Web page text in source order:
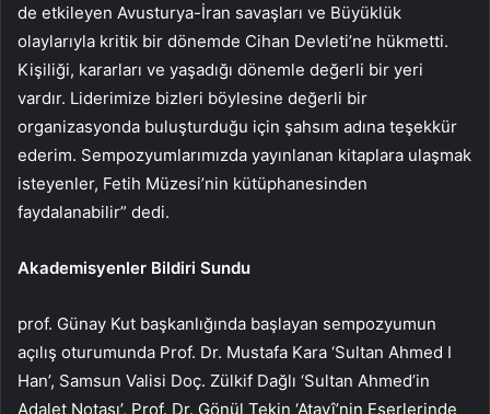
de etkileyen Avusturya-İran savaşları ve Büyüklük
olaylarıyla kritik bir dönemde Cihan Devleti’ne hükmetti.
Kişiliği, kararları ve yaşadığı dönemle değerli bir yeri
vardır. Liderimize bizleri böylesine değerli bir
organizasyonda buluşturduğu için şahsım adına teşekkür
ederim. Sempozyumlarımızda yayınlanan kitaplara ulaşmak
isteyenler, Fetih Müzesi’nin kütüphanesinden
faydalanabilir” dedi.
Akademisyenler Bildiri Sundu
prof. Günay Kut başkanlığında başlayan sempozyumun
açılış oturumunda Prof. Dr. Mustafa Kara ‘Sultan Ahmed I
Han’, Samsun Valisi Doç. Zülkif Dağlı ‘Sultan Ahmed’in
Adalet Notası’, Prof. Dr. Gönül Tekin ‘Atayî’nin Eserlerinde